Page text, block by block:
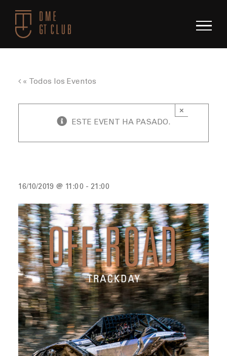
contenido
« Todos los Eventos
ESTE EVENT HA PASADO.
×
16/10/2019 @ 11:00 - 21:00